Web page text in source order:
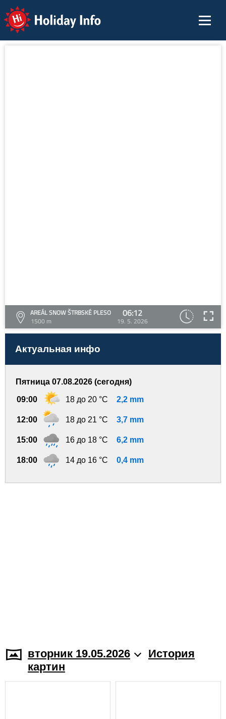
Holiday Info
AREÁL SNOW ŠTRBSKÉ PLESO
1500 m
06:12
19. 5. 2026
Актуальная инфо
Пятница 07.08.2026 (сегодня)
09:00 18 до 20 °C 2,2 mm
12:00 18 до 21 °C 3,7 mm
15:00 16 до 18 °C 6,2 mm
18:00 14 до 16 °C 0,4 mm
вторник 19.05.2026
История
картин